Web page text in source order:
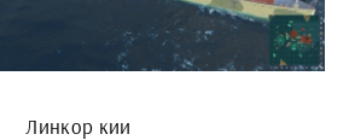
Линкор кии